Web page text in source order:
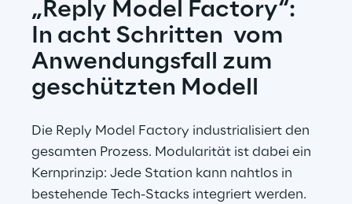
„Reply Model Factory“:
In acht Schritten  vom
Anwendungsfall zum
geschützten Modell
Die Reply Model Factory industrialisiert den
gesamten Prozess. Modularität ist dabei ein
Kernprinzip: Jede Station kann nahtlos in
bestehende Tech-Stacks integriert werden.